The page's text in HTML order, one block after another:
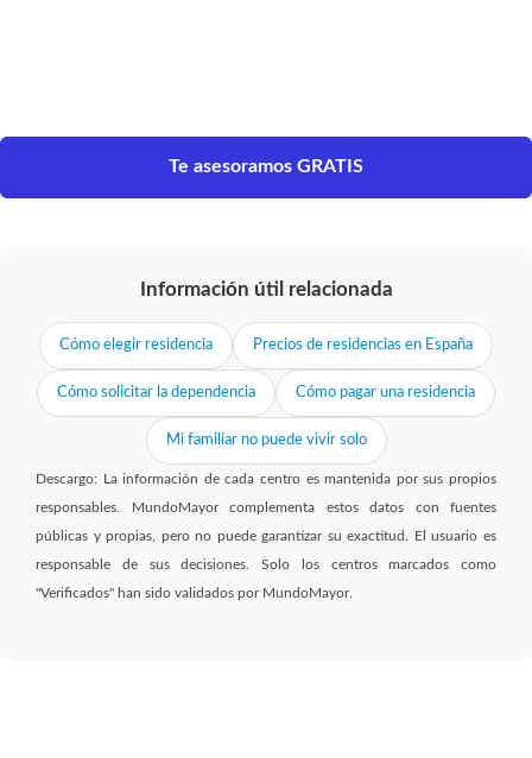
Te asesoramos GRATIS
Información útil relacionada
Cómo elegir residencia Precios de residencias en España
Cómo solicitar la dependencia Cómo pagar una residencia
Mi familiar no puede vivir solo
Descargo: La información de cada centro es mantenida por sus propios
responsables. MundoMayor complementa estos datos con fuentes
públicas y propias, pero no puede garantizar su exactitud. El usuario es
responsable de sus decisiones. Solo los centros marcados como
"Verificados" han sido validados por MundoMayor.